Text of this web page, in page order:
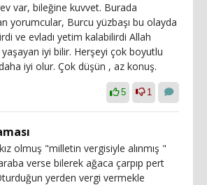
var, bileğine kuvvet. Burada
yorumcular, Burcu yüzbaşı bu olayda
ve evladı yetim kalabilirdi Allah
yaşayan iyi bilir. Herşeyi çok boyutlu
iyi olur. Çok düşün , az konuş.
5 1
olmuş "milletin vergisiyle alınmış "
verse bilerek ağaca çarpıp pert
yerden vergi vermekle